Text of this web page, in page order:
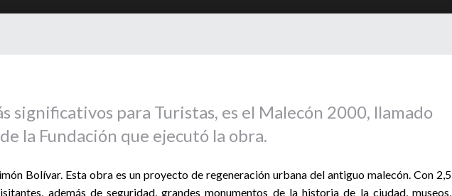
significativos para Turistas, es el Malecón 2000, llamado
la Fundación que ejecutó la obra.
Bolívar. Esta obra es un proyecto de regeneración urbana del antiguo malecón. Con 2,5
además de seguridad, grandes monumentos de la historia de la ciudad, museos,